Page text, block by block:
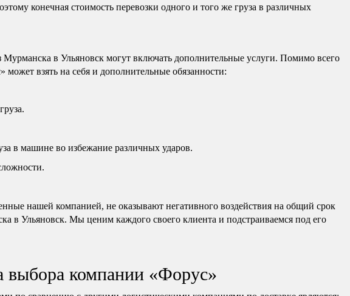
конечная стоимость перевозки одного и того же груза в различных
Мурманска в Ульяновск могут включать дополнительные услуги. Помимо всего
может взять на себя и дополнительные обязанности:
в машине во избежание различных ударов.
нашей компанией, не оказывают негативного воздействия на общий срок
в Ульяновск. Мы ценим каждого своего клиента и подстраиваемся под его
выбора компании «Форус»